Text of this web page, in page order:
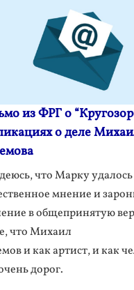
из ФРГ о
о деле
что Марку удалось
мнение и
в общепринятую
что Михаил
и как артист, и как
дорог.